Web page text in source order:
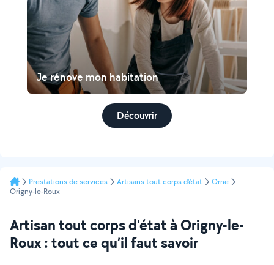
Je rénove mon habitation
Découvrir
Prestations de services Artisans tout corps d'état
Orne
Origny-le-Roux
Artisan tout corps d'état à Origny-le-
Roux : tout ce qu’il faut savoir